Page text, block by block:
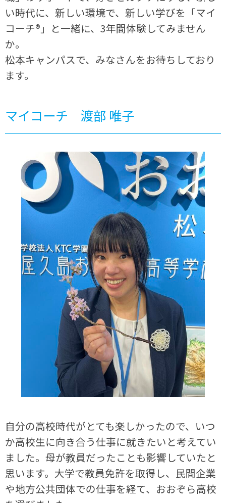
い時代に、新しい環境で、新しい学びを「マイ
コーチ®」と一緒に、3年間体験してみません
か。
松本キャンパスで、みなさんをお待ちしており
ます。
マイコーチ 渡部 唯子
自分の高校時代がとても楽しかったので、いつ
か高校生に向き合う仕事に就きたいと考えてい
ました。母が教員だったことも影響していたと
思います。大学で教員免許を取得し、民間企業
や地方公共団体での仕事を経て、おおぞら高校